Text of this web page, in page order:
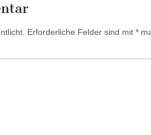
Erforderliche Felder sind mit *